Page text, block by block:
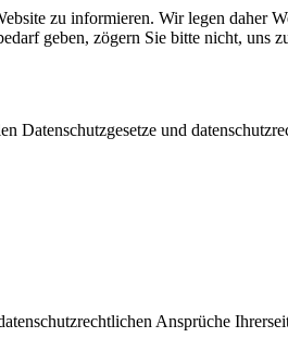
zu informieren. Wir legen daher
geben, zögern Sie bitte nicht, uns
und
Ansprüche